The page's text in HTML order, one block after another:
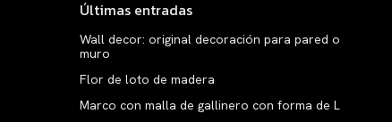
Últimas entradas
Wall decor: original decoración para pared o
muro
Flor de loto de madera
Marco con malla de gallinero con forma de L